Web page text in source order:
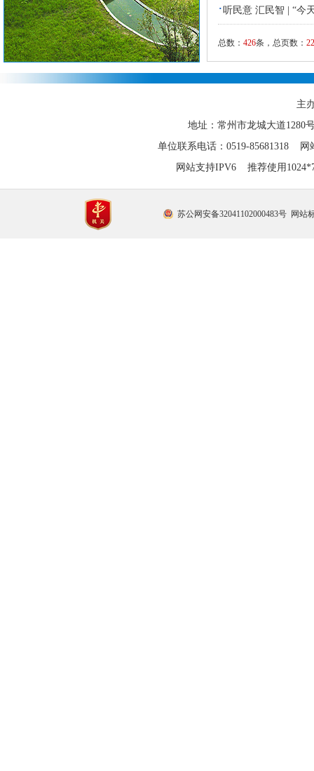
·听民意 汇民智 | “今
总数： 426条，总页数： 22
主
地址：常州市龙城大道
单位联系电话：0519-85681318 网
网站支持IPV6 推荐使用
苏公网安备32041102000483号 网站